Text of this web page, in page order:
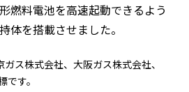
燃料電池を高速起動できるよう
体を搭載させました。
ス株式会社、大阪ガス株式会社、
す。